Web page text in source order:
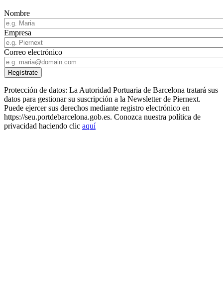
Nombre
Empresa
Correo electrónico
Protección de datos: La Autoridad Portuaria de Barcelona tratará sus
datos para gestionar su suscripción a la Newsletter de Piernext.
Puede ejercer sus derechos mediante registro electrónico en
https://seu.portdebarcelona.gob.es. Conozca nuestra política de
privacidad haciendo clic aquí